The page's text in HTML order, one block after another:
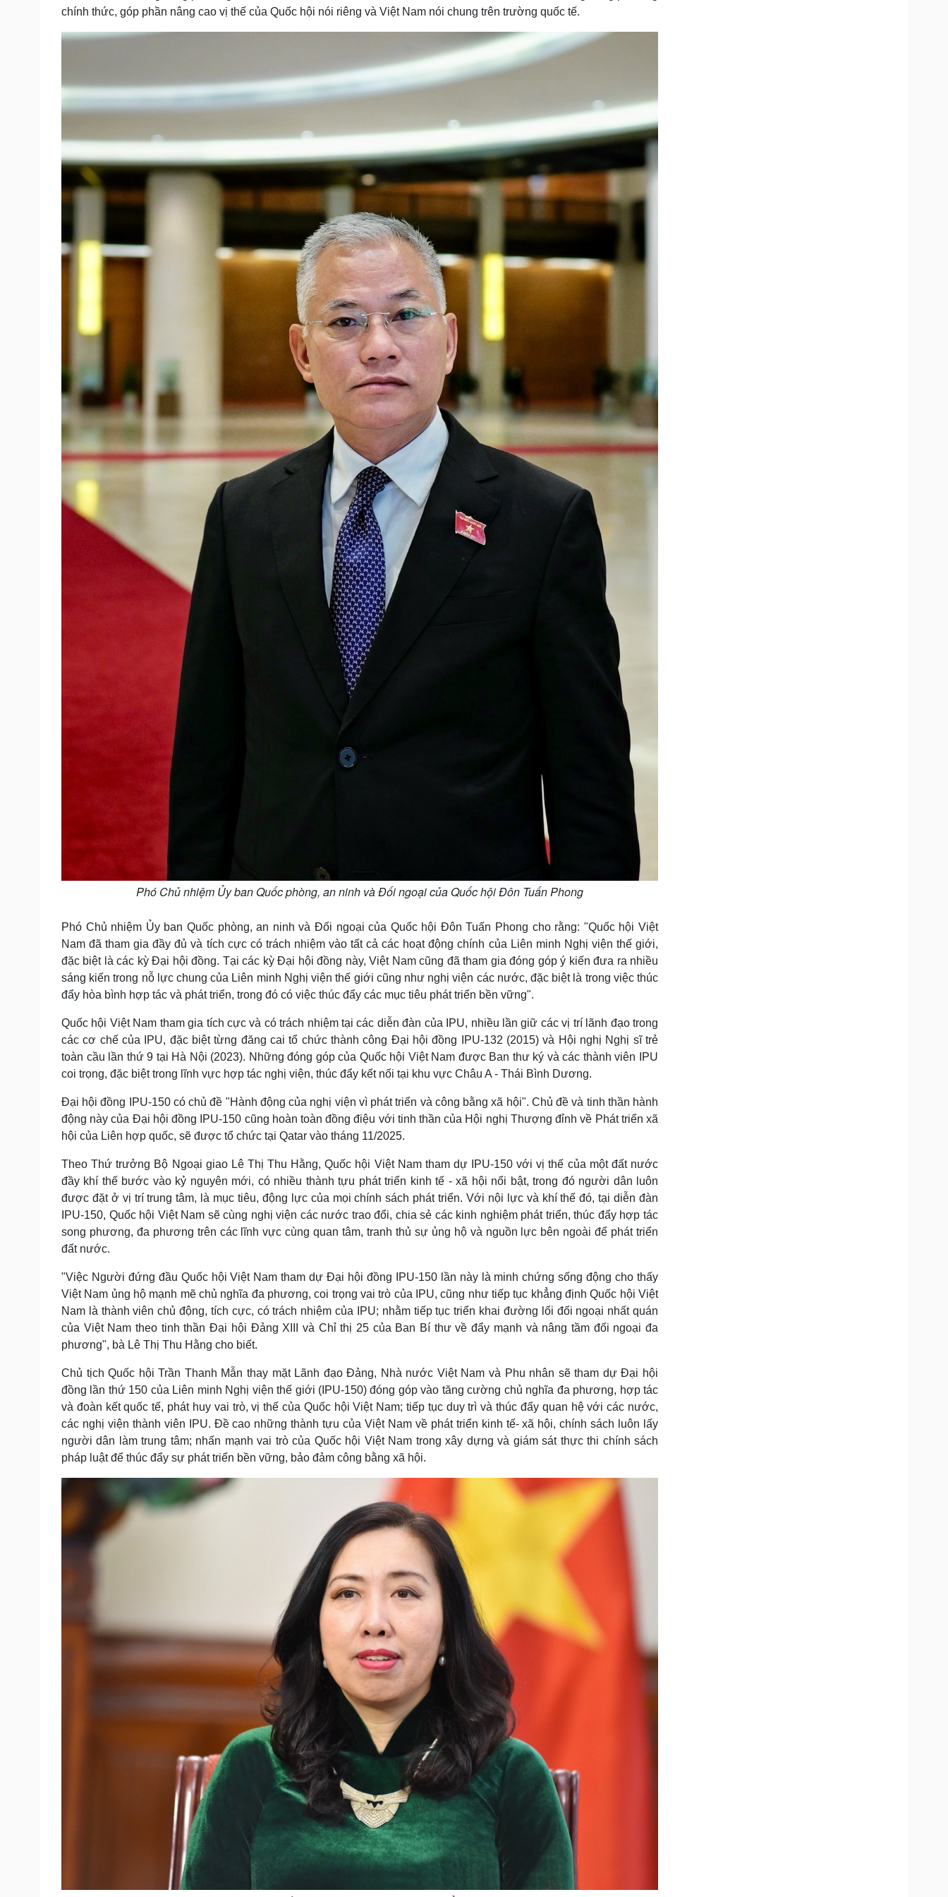
chính thức, góp phần nâng cao vị thế của Quốc hội nói riêng và Việt Nam nói chung trên trường quốc tế.
Phó Chủ nhiệm Ủy ban Quốc phòng, an ninh và Đối ngoại của Quốc hội Đôn Tuấn Phong
Phó Chủ nhiệm Ủy ban Quốc phòng, an ninh và Đối ngoại của Quốc hội Đôn Tuấn Phong cho rằng: "Quốc hội Việt
Nam đã tham gia đầy đủ và tích cực có trách nhiệm vào tất cả các hoạt động chính của Liên minh Nghị viện thế giới,
đặc biệt là các kỳ Đại hội đồng. Tại các kỳ Đại hội đồng này, Việt Nam cũng đã tham gia đóng góp ý kiến đưa ra nhiều
sáng kiến trong nỗ lực chung của Liên minh Nghị viện thế giới cũng như nghị viện các nước, đặc biệt là trong việc thúc
đẩy hòa bình hợp tác và phát triển, trong đó có việc thúc đẩy các mục tiêu phát triển bền vững".
Quốc hội Việt Nam tham gia tích cực và có trách nhiệm tại các diễn đàn của IPU, nhiều lần giữ các vị trí lãnh đạo trong
các cơ chế của IPU, đặc biệt từng đăng cai tổ chức thành công Đại hội đồng IPU-132 (2015) và Hội nghị Nghị sĩ trẻ
toàn cầu lần thứ 9 tại Hà Nội (2023). Những đóng góp của Quốc hội Việt Nam được Ban thư ký và các thành viên IPU
coi trọng, đặc biệt trong lĩnh vực hợp tác nghị viện, thúc đẩy kết nối tại khu vực Châu A - Thái Bình Dương.
Đại hội đồng IPU-150 có chủ đề "Hành động của nghị viện vì phát triển và công bằng xã hội". Chủ đề và tinh thần hành
động này của Đại hội đồng IPU-150 cũng hoàn toàn đồng điệu với tinh thần của Hội nghị Thượng đỉnh về Phát triển xã
hội của Liên hợp quốc, sẽ được tổ chức tại Qatar vào tháng 11/2025.
Theo Thứ trưởng Bộ Ngoại giao Lê Thị Thu Hằng, Quốc hội Việt Nam tham dự IPU-150 với vị thế của một đất nước
đầy khí thế bước vào kỷ nguyên mới, có nhiều thành tựu phát triển kinh tế - xã hội nổi bật, trong đó người dân luôn
được đặt ở vị trí trung tâm, là mục tiêu, động lực của mọi chính sách phát triển. Với nội lực và khí thế đó, tại diễn đàn
IPU-150, Quốc hội Việt Nam sẽ cùng nghị viện các nước trao đổi, chia sẻ các kinh nghiệm phát triển, thúc đẩy hợp tác
song phương, đa phương trên các lĩnh vực cùng quan tâm, tranh thủ sự ủng hộ và nguồn lực bên ngoài để phát triển
đất nước.
"Việc Người đứng đầu Quốc hội Việt Nam tham dự Đại hội đồng IPU-150 lần này là minh chứng sống động cho thấy
Việt Nam ủng hộ mạnh mẽ chủ nghĩa đa phương, coi trọng vai trò của IPU, cũng như tiếp tục khẳng định Quốc hội Việt
Nam là thành viên chủ động, tích cực, có trách nhiệm của IPU; nhằm tiếp tục triển khai đường lối đối ngoại nhất quán
của Việt Nam theo tinh thần Đại hội Đảng XIII và Chỉ thị 25 của Ban Bí thư về đẩy mạnh và nâng tầm đối ngoại đa
phương", bà Lê Thị Thu Hằng cho biết.
Chủ tịch Quốc hội Trần Thanh Mẫn thay mặt Lãnh đạo Đảng, Nhà nước Việt Nam và Phu nhân sẽ tham dự Đại hội
đồng lần thứ 150 của Liên minh Nghị viện thế giới (IPU-150) đóng góp vào tăng cường chủ nghĩa đa phương, hợp tác
và đoàn kết quốc tế, phát huy vai trò, vị thế của Quốc hội Việt Nam; tiếp tục duy trì và thúc đẩy quan hệ với các nước,
các nghị viện thành viên IPU. Đề cao những thành tựu của Việt Nam về phát triển kinh tế- xã hội, chính sách luôn lấy
người dân làm trung tâm; nhấn mạnh vai trò của Quốc hội Việt Nam trong xây dựng và giám sát thực thi chính sách
pháp luật để thúc đẩy sự phát triển bền vững, bảo đảm công bằng xã hội.